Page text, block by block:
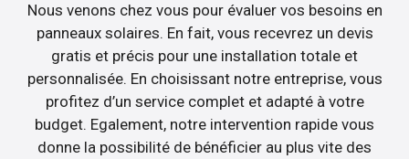
Nous venons chez vous pour évaluer vos besoins en
panneaux solaires. En fait, vous recevrez un devis
gratis et précis pour une installation totale et
personnalisée. En choisissant notre entreprise, vous
profitez d’un service complet et adapté à votre
budget. Egalement, notre intervention rapide vous
donne la possibilité de bénéficier au plus vite des